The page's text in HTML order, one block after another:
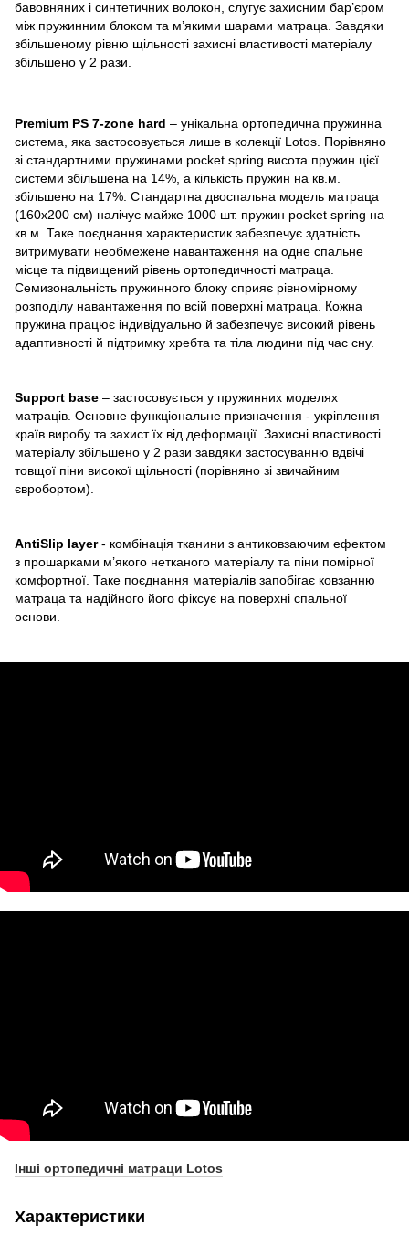
бавовняних і синтетичних волокон, слугує захисним бар’єром
між пружинним блоком та м’якими шарами матраца. Завдяки
збільшеному рівню щільності захисні властивості матеріалу
збільшено у 2 рази.
Premium PS 7-zone hard – унікальна ортопедична пружинна
система, яка застосовується лише в колекції Lotos. Порівняно
зі стандартними пружинами pocket spring висота пружин цієї
системи збільшена на 14%, а кількість пружин на кв.м.
збільшено на 17%. Стандартна двоспальна модель матраца
(160х200 см) налічує майже 1000 шт. пружин pocket spring на
кв.м. Таке поєднання характеристик забезпечує здатність
витримувати необмежене навантаження на одне спальне
місце та підвищений рівень ортопедичності матраца.
Семизональність пружинного блоку сприяє рівномірному
розподілу навантаження по всій поверхні матраца. Кожна
пружина працює індивідуально й забезпечує високий рівень
адаптивності й підтримку хребта та тіла людини під час сну.
Support base – застосовується у пружинних моделях
матраців. Основне функціональне призначення - укріплення
країв виробу та захист їх від деформації. Захисні властивості
матеріалу збільшено у 2 рази завдяки застосуванню вдвічі
товщої піни високої щільності (порівняно зі звичайним
євробортом).
AntiSlip layer- комбінація тканини з антиковзаючим ефектом
з прошарками м’якого нетканого матеріалу та піни помірної
комфортної. Таке поєднання матеріалів запобігає ковзанню
матраца та надійного його фіксує на поверхні спальної
основи.
Інші ортопедичні матраци Lotos
Характеристики